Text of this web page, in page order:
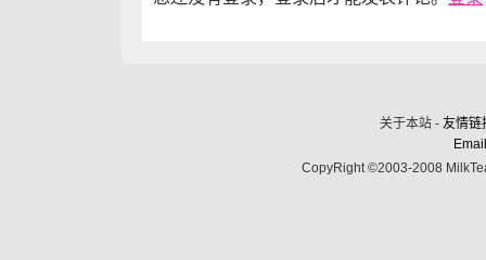
关于本站 - 友情链
CopyRight ©2003-2008